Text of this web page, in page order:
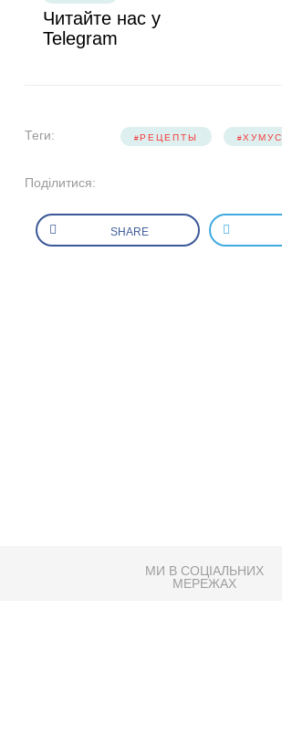
Читайте нас у
Telegram
Теги: РЕЦЕПТЫ ХУМУС
Поділитися:
SHARE
МИ В СОЦІАЛЬНИХ
МЕРЕЖАХ